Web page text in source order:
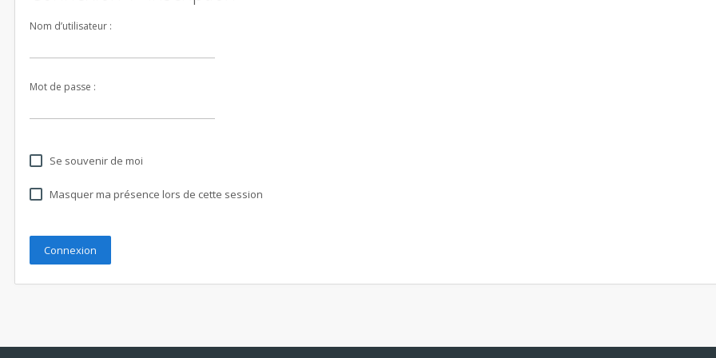
Nom d’utilisateur :
Mot de passe :
Se souvenir de moi
Masquer ma présence lors de cette session